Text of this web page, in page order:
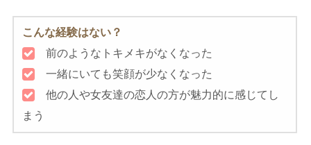
こんな経験はない？
前のようなトキメキがなくなった
一緒にいても笑顔が少なくなった
他の人や女友達の恋人の方が魅力的に感じてし
まう